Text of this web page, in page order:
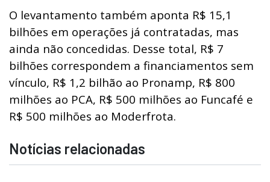
O levantamento também aponta R$ 15,1
bilhões em operações já contratadas, mas
ainda não concedidas. Desse total, R$ 7
bilhões correspondem a financiamentos sem
vínculo, R$ 1,2 bilhão ao Pronamp, R$ 800
milhões ao PCA, R$ 500 milhões ao Funcafé e
R$ 500 milhões ao Moderfrota.
Notícias relacionadas